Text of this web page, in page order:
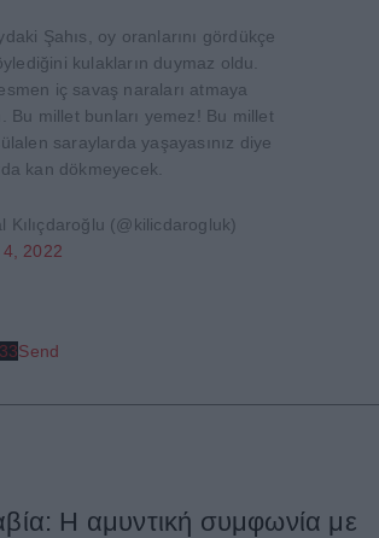
Şahıs, oy oranlarını gördükçe
kulakların duymaz oldu.
iç savaş naraları atmaya
Bu millet bunları yemez! Bu millet
saraylarda yaşayasınız diye
kan dökmeyecek.
(@kilicdarogluk)
2022
Send
Η αμυντική συμφωνία με